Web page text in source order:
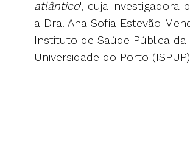
atlântico", cuja investigadora
a Dra. Ana Sofia Estevão
Instituto de Saúde Pública da
Universidade do Porto